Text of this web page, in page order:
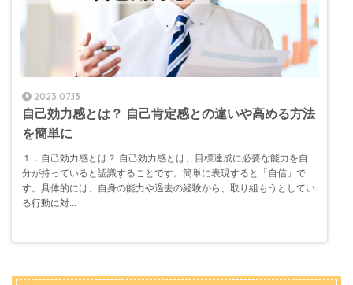
2023.07.13
自己効力感とは？ 自己肯定感との違いや高める方法
を簡単に
１．自己効力感とは？ 自己効力感とは、目標達成に必要な能力を自
分が持っていると認識することです。簡単に表現すると「自信」で
す。具体的には、自身の能力や過去の経験から、取り組もうとしてい
る行動に対...